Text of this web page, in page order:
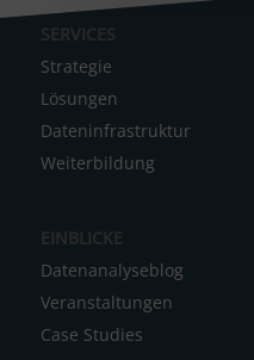
A
l
t
t
i
v
e
SERVICES
Strategie
Lösungen
Dateninfrastruktur
Weiterbildung
EINBLICKE
Datenanalyseblog
Veranstaltungen
Case Studies